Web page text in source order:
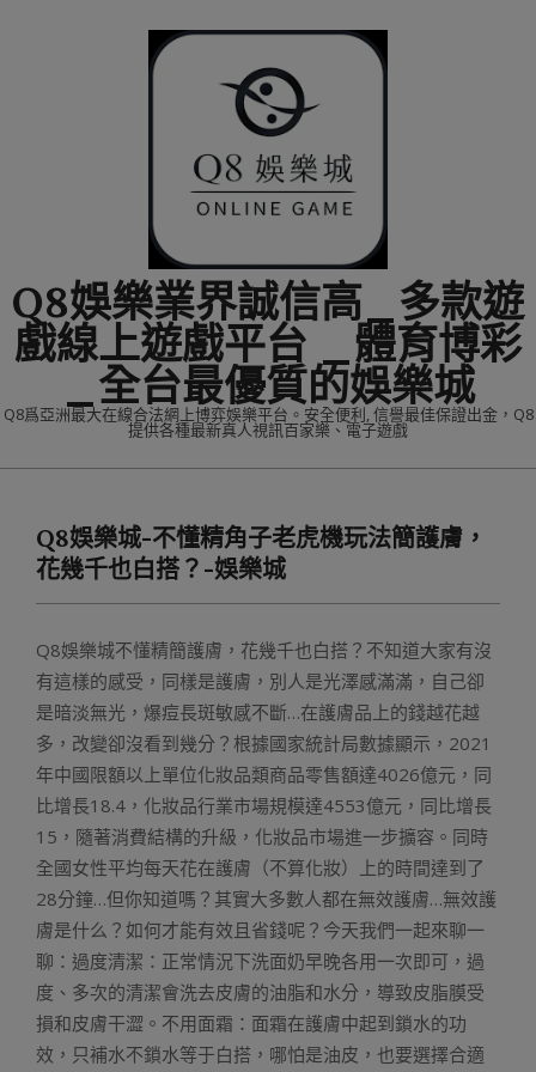
Q8娛樂業界誠信高_多款遊
戲線上遊戲平台 _體育博彩
_全台最優質的娛樂城
Q8爲亞洲最大在線合法網上博弈娛樂平台。安全便利, 信譽最佳保證出金，Q8
提供各種最新真人視訊百家樂、電子遊戲
MenuQ8娛樂城-不懂精角子老虎機玩法簡護膚，
花幾千也白搭？-娛樂城
Q8娛樂城不懂精簡護膚，花幾千也白搭？不知道大家有沒
有這樣的感受，同樣是護膚，別人是光澤感滿滿，自己卻
是暗淡無光，爆痘長斑敏感不斷…在護膚品上的錢越花越
多，改變卻沒看到幾分？根據國家統計局數據顯示，2021
年中國限額以上單位化妝品類商品零售額達4026億元，同
比增長18.4，化妝品行業市場規模達4553億元，同比增長
15，隨著消費結構的升級，化妝品市場進一步擴容。同時
全國女性平均每天花在護膚（不算化妝）上的時間達到了
28分鐘…但你知道嗎？其實大多數人都在無效護膚…無效護
膚是什么？如何才能有效且省錢呢？今天我們一起來聊一
聊：過度清潔：正常情況下洗面奶早晚各用一次即可，過
度、多次的清潔會洗去皮膚的油脂和水分，導致皮脂膜受
損和皮膚干澀。不用面霜：面霜在護膚中起到鎖水的功
效，只補水不鎖水等于白搭，哪怕是油皮，也要選擇合適